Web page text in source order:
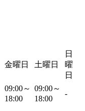
金曜日 土曜日
日
曜
日
09:00～
18:00
09:00～
18:00
-